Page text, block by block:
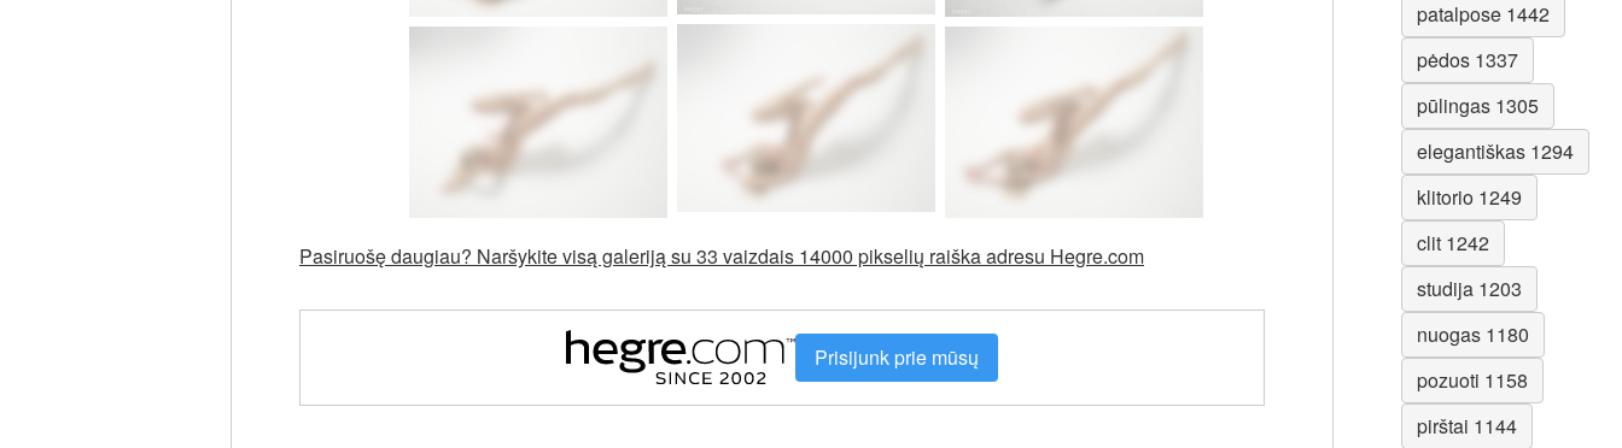
Pasiruošę daugiau? Naršykite visą galeriją su 33 vaizdais 14000 pikselių raiška adresu Hegre.com
Prisijunk prie mūsų
patalpose 1442
pėdos 1337
pūlingas 1305
elegantiškas 1294
klitorio 1249
clit 1242
studija 1203
nuogas 1180
pozuoti 1158
pirštai 1144